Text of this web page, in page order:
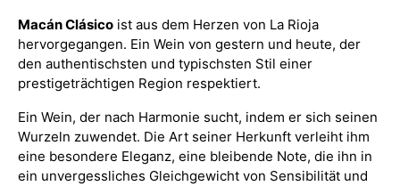
Macán Clásico ist aus dem Herzen von La Rioja
hervorgegangen. Ein Wein von gestern und heute, der
den authentischsten und typischsten Stil einer
prestigeträchtigen Region respektiert.
Ein Wein, der nach Harmonie sucht, indem er sich seinen
Wurzeln zuwendet. Die Art seiner Herkunft verleiht ihm
eine besondere Eleganz, eine bleibende Note, die ihn in
ein unvergessliches Gleichgewicht von Sensibilität und